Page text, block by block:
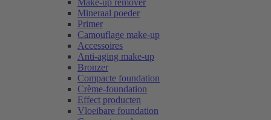
Make-up remover
Mineraal poeder
Primer
Camouflage make-up
Accessoires
Anti-aging make-up
Bronzer
Compacte foundation
Crème-foundation
Effect producten
Vloeibare foundation